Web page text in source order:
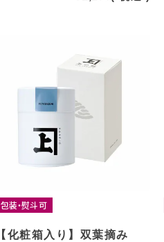
包装・熨斗可
【化粧箱入り】双葉摘み